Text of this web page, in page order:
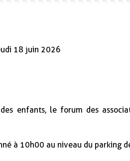
18 juin 2026
enfants, le forum des
à 10h00 au niveau du parking